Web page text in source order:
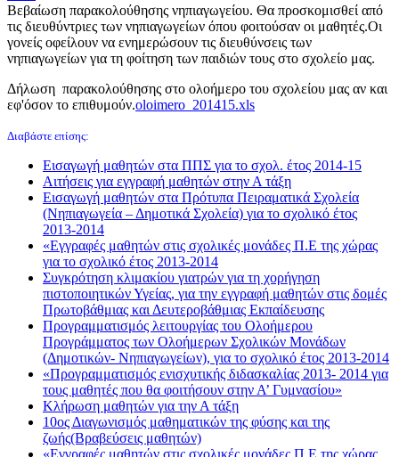
Βεβαίωση παρακολούθησης νηπιαγωγείου. Θα προσκομισθεί από
τις διευθύντριες των νηπιαγωγείων όπου φοιτούσαν οι μαθητές.Οι
γονείς οφείλουν να ενημερώσουν τις διευθύνσεις των
νηπιαγωγείων για τη φοίτηση των παιδιών τους στο σχολείο μας.
Δήλωση παρακολούθησης στο ολοήμερο του σχολείου μας αν και
εφ'όσον το επιθυμούν.oloimero_201415.xls
Διαβάστε επίσης:
Εισαγωγή μαθητών στα ΠΠΣ για το σχολ. έτος 2014-15
Αιτήσεις για εγγραφή μαθητών στην Α τάξη
Εισαγωγή μαθητών στα Πρότυπα Πειραματικά Σχολεία
(Νηπιαγωγεία – Δημοτικά Σχολεία) για το σχολικό έτος
2013-2014
«Εγγραφές μαθητών στις σχολικές μονάδες Π.Ε της χώρας
για το σχολικό έτος 2013-2014
Συγκρότηση κλιμακίου γιατρών για τη χορήγηση
πιστοποιητικών Υγείας, για την εγγραφή μαθητών στις δομές
Πρωτοβάθμιας και Δευτεροβάθμιας Εκπαίδευσης
Προγραμματισμός λειτουργίας του Ολοήμερου
Προγράμματος των Ολοήμερων Σχολικών Μονάδων
(Δημοτικών- Νηπιαγωγείων), για το σχολικό έτος 2013-2014
«Προγραμματισμός ενισχυτικής διδασκαλίας 2013- 2014 για
τους μαθητές που θα φοιτήσουν στην Α’ Γυμνασίου»
Κλήρωση μαθητών για την Α τάξη
10ος Διαγωνισμός μαθηματικών της φύσης και της
ζωής(Βραβεύσεις μαθητών)
«Εγγραφές μαθητών στις σχολικές μονάδες Π.Ε της χώρας